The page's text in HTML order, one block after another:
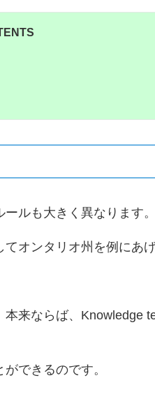
ルも大きく異なります。
オンタリオ州を例にあ
来ならば、Knowledge
できるのです。